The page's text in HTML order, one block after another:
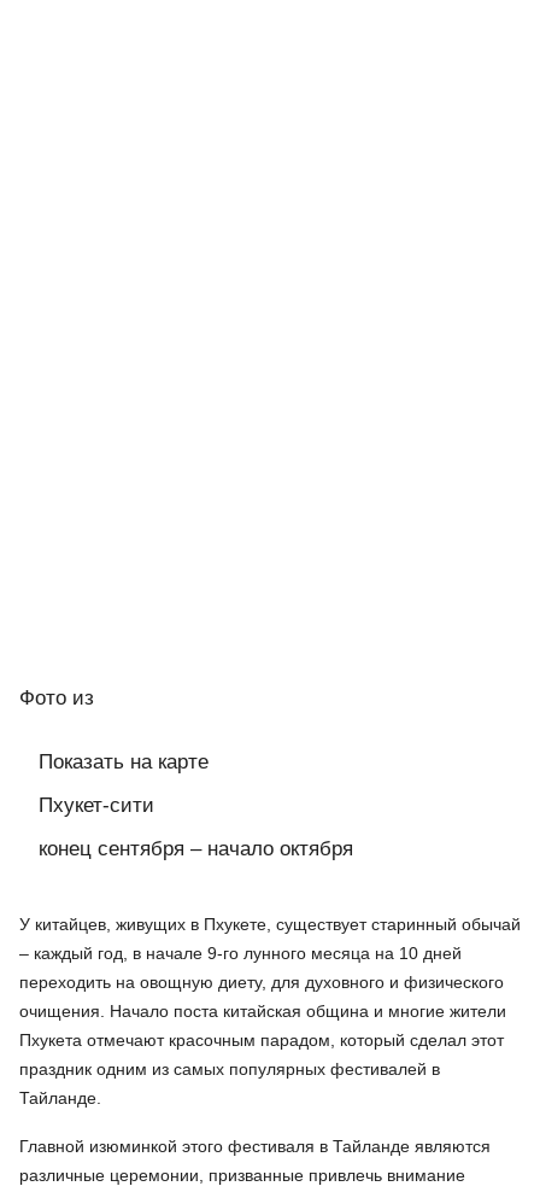
Фото из
Показать на карте
Пхукет-сити
конец сентября – начало октября
У китайцев, живущих в Пхукете, существует старинный обычай
– каждый год, в начале 9-го лунного месяца на 10 дней
переходить на овощную диету, для духовного и физического
очищения. Начало поста китайская община и многие жители
Пхукета отмечают красочным парадом, который сделал этот
праздник одним из самых популярных фестивалей в
Тайланде.
Главной изюминкой этого фестиваля в Тайланде являются
различные церемонии, призванные привлечь внимание